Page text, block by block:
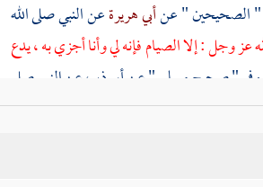
" الصحيحين " عنأبي هريرةعن النبي صلى الله
وجل : إلا الصيام فإنه لي وأنا أجزي به ، يدع
. وفي " صحيحمسلم " عن أبي ذر ، عن النبي صلى
فجزاؤها مثلها أو أغفر. وفيه أيضا عنأنس،